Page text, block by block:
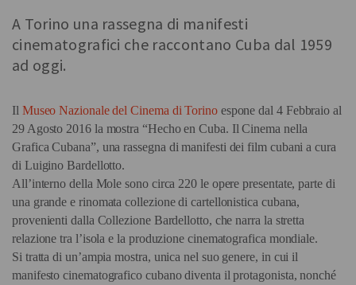
A Torino una rassegna di manifesti
cinematografici che raccontano Cuba dal 1959
ad oggi.
Il Museo Nazionale del Cinema di Torinoespone dal 4 Febbraio al
29 Agosto 2016 la mostra “Hecho en Cuba. Il Cinema nella
Grafica Cubana”, una rassegna di manifesti dei film cubani a cura
di Luigino Bardellotto.
All’interno della Mole sono circa 220 le opere presentate, parte di
una grande e rinomata collezione di cartellonistica cubana,
provenienti dalla Collezione Bardellotto, che narra la stretta
relazione tra l’isola e la produzione cinematografica mondiale.
Si tratta di un’ampia mostra, unica nel suo genere, in cui il
manifesto cinematografico cubano diventa il protagonista, nonché